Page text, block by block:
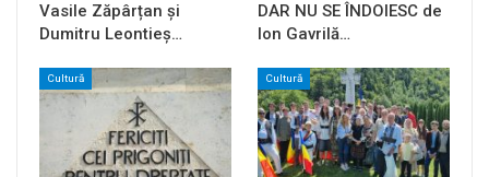
Vasile Zăpârțan și
Dumitru Leontieș…
DAR NU SE ÎNDOIESC de
Ion Gavrilă…
Cultură Cultură